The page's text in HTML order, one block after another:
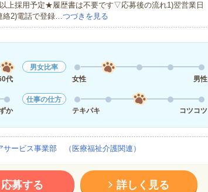
上採用予定★履歴書は不要です▽応募後の流れ1)翌営業日
絡2)電話で登録…つづきを見る
代
男女比率
女性
男性
か
仕事の仕方
テキパキ
コツコツ
ービス事業部 （医療福祉介護関連）
応募する 詳しく見る